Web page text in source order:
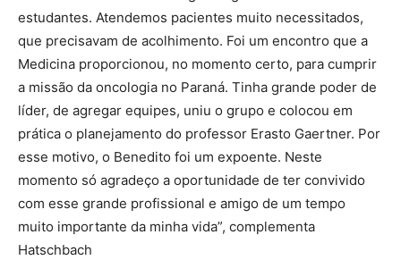
estudantes. Atendemos pacientes muito necessitados,
que precisavam de acolhimento. Foi um encontro que a
Medicina proporcionou, no momento certo, para cumprir
a missão da oncologia no Paraná. Tinha grande poder de
líder, de agregar equipes, uniu o grupo e colocou em
prática o planejamento do professor Erasto Gaertner. Por
esse motivo, o Benedito foi um expoente. Neste
momento só agradeço a oportunidade de ter convivido
com esse grande profissional e amigo de um tempo
muito importante da minha vida”, complementa
Hatschbach